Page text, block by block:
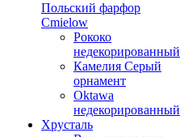
Польский фарфор
Сmielow
Рококо
недекорированный
Камелия Серый
орнамент
Oktawa
недекорированный
Хрусталь